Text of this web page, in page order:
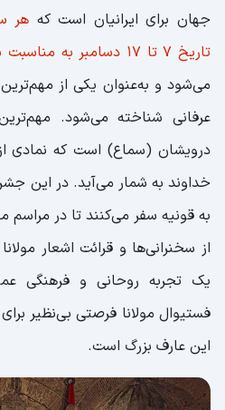
جهان برای ایرانیان است که هر
تاریخ ۷ تا ۱۷ دسامبر به مناسبت سالروز درگذشت مولانا
می‌شود و به‌عنوان یکی از
عرفانی شناخته می‌شود.
درویشان (سماع) است که نمادی
خداوند به شمار می‌آید. در این
به قونیه سفر می‌کنند تا در مراسم
از سخنرانی‌ها و قرائت اشعار
یک تجربه روحانی و فرهنگی
فستیوال مولانا فرصتی بی‌نظیر
این عارف بزرگ است.